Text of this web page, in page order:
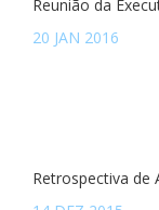
Reunião da
20 JAN 2016
Retrospectiva de